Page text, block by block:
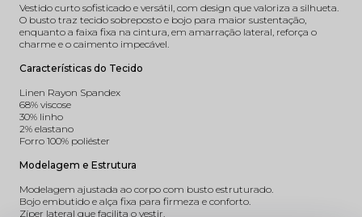
Vestido curto sofisticado e versátil, com design que valoriza a silhueta.
O busto traz tecido sobreposto e bojo para maior sustentação,
enquanto a faixa fixa na cintura, em amarração lateral, reforça o
charme e o caimento impecável.
Características do Tecido
Linen Rayon Spandex
68% viscose
30% linho
2% elastano
Forro 100% poliéster
Modelagem e Estrutura
Modelagem ajustada ao corpo com busto estruturado.
Bojo embutido e alça fixa para firmeza e conforto.
Zíper lateral que facilita o vestir.